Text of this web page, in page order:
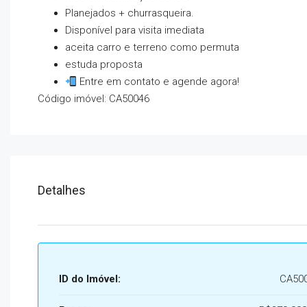
Planejados + churrasqueira.
Disponível para visita imediata
⁠aceita carro e terreno como permuta
⁠estuda proposta
Entre em contato e agende agora!
Código imóvel: CA50046
Detalhes
ID do Imóvel: